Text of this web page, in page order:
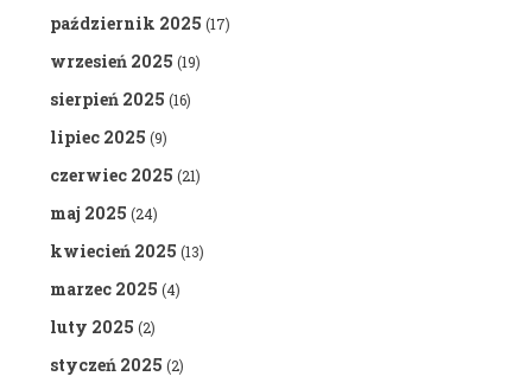
październik 2025 (17)
wrzesień 2025 (19)
sierpień 2025 (16)
lipiec 2025 (9)
czerwiec 2025 (21)
maj 2025 (24)
kwiecień 2025 (13)
marzec 2025 (4)
luty 2025 (2)
styczeń 2025 (2)